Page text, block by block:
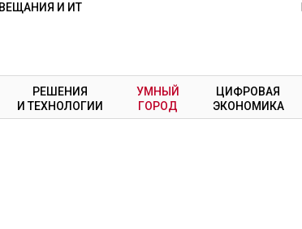
И ИТ
РЕШЕНИЯ
И ТЕХНОЛОГИИ
УМНЫЙ
ГОРОД
ЦИФРОВАЯ
ЭКОНОМИКА